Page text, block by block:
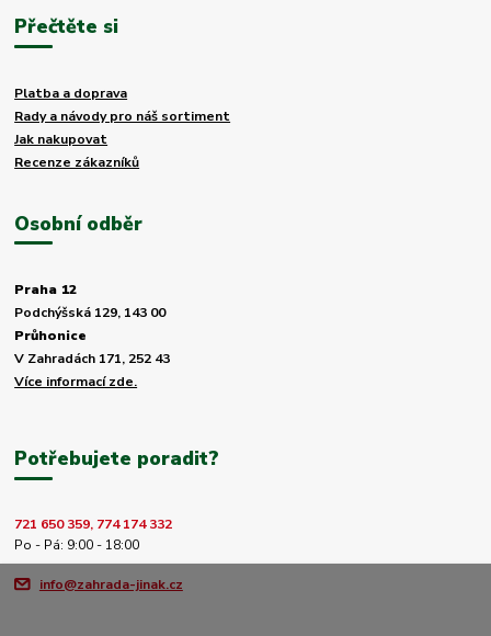
Přečtěte si
Platba a doprava
Rady a návody pro náš sortiment
Jak nakupovat
Recenze zákazníků
Osobní odběr
Praha 12
Podchýšská 129, 143 00
Průhonice
V Zahradách 171, 252 43
Více informací zde.
Potřebujete poradit?
721 650 359, 774 174 332
Po - Pá: 9:00 - 18:00
info@zahrada-jinak.cz